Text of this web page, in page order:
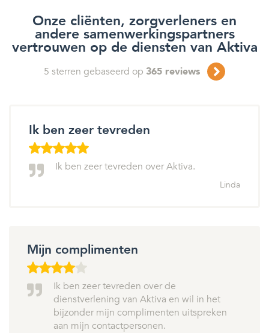
Onze cliënten, zorgverleners en
andere samenwerkingspartners
vertrouwen op de diensten van Aktiva
5 sterren gebaseerd op 365 reviews
Ik ben zeer tevreden
Ik ben zeer tevreden over Aktiva.
Linda
Mijn complimenten
Ik ben zeer tevreden over de
dienstverlening van Aktiva en wil in het
bijzonder mijn complimenten uitspreken
aan mijn contactpersonen.